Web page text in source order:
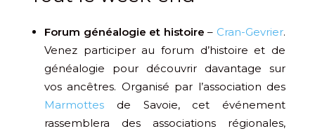
Forum généalogie et histoire – Cran-Gevrier.
Venez participer au forum d’histoire et de
généalogie pour découvrir davantage sur
vos ancêtres. Organisé par l’association des
Marmottes de Savoie, cet événement
rassemblera des associations régionales,